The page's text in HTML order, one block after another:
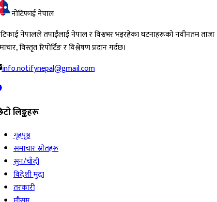
नोटिफाई नेपाल
नेपालले तपाईंलाई नेपाल र विश्वभर भइरहेका घटनाहरूको नवीनतम ताजा
विस्तृत रिपोर्टिङ र विश्लेषण प्रदान गर्दछ।
info.notifynepal@gmail.com
लिङ्कहरू
गृहपृष्ठ
समाचार स्रोतहरू
सुन/चाँदी
विदेशी मुद्रा
तरकारी